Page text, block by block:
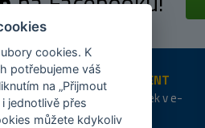
ŠIROKÝ SORTIMENT
Přes 20 tis. položek v e-
shopu
cookies. K
potřebujeme váš
na „Přijmout
jednotlivě přes
můžete kdykoliv